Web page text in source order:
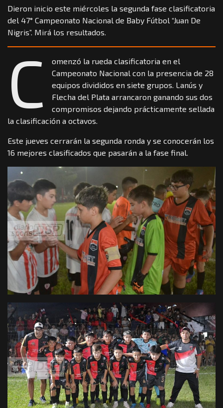
Dieron inicio este miércoles la segunda fase clasificatoria
del 47° Campeonato Nacional de Baby Fútbol “Juan De
Nigris”. Mirá los resultados.
C
omenzó la rueda clasificatoria en el
Campeonato Nacional con la presencia de 28
equipos divididos en siete grupos. Lanús y
Flecha del Plata arrancaron ganando sus dos
compromisos dejando prácticamente sellada
la clasificación a octavos.
Este jueves cerrarán la segunda ronda y se conocerán los
16 mejores clasificados que pasarán a la fase final.